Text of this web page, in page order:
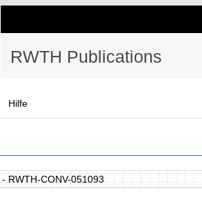
RWTH Publications
Hilfe
- RWTH-CONV-051093